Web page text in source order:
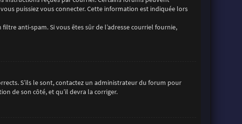
puissiez vous connecter. Cette information est indiquée lors
anti-spam. Si vous êtes sûr de l’adresse courriel fournie,
S’ils le sont, contactez un administrateur du forum pour
de son côté, et qu’il devra la corriger.